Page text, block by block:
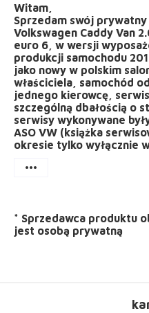
Witam,
Sprzedam swój
Volkswagen Caddy Van
euro 6, w wersji
produkcji samochodu
jako nowy w polskim
właściciela, samochód
jednego kierowcę,
szczególną dbałością o
serwisy wykonywane
ASO VW (książka
okresie tylko wyłącznie
more_horiz
* Sprzedawca produktu
jest osobą prywatną